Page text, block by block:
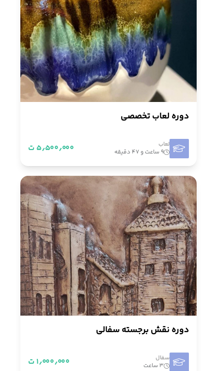
دوره لعاب تخصصی
لعاب
۹ ساعت و ۴۷ دقیقه
۵٫۵۰۰٫۰۰۰ ت
دوره نقش برجسته سفالی
سفال
۳ ساعت
۱٫۰۰۰٫۰۰۰ ت